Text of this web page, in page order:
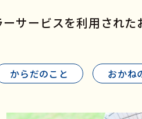
サービスを利用され
からだのこと おかね